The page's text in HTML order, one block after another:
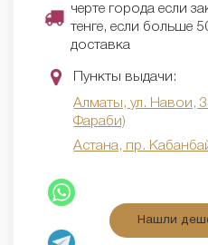
черте города если
тенге, если больше
доставка
Пункты выдачи:
Алматы, ул. Навои,
Фараби)
Астана, пр.
Нашли